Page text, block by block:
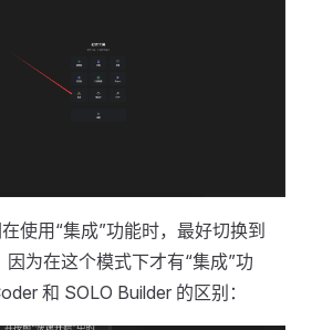
使用“集成”功能时，最好切换到
因为在这个模式下才有“集成”功
和 SOLO Builder 的区别：